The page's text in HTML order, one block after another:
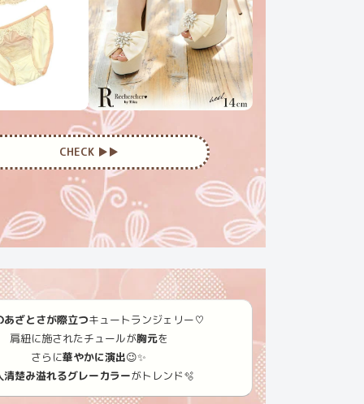
CHECK ▶︎▶︎
あざとさが際立つキュートランジェリー♡
肩紐に施されたチュールが胸元を
さらに華やかに演出😉✨
清楚み溢れるグレーカラーがトレンド🫧